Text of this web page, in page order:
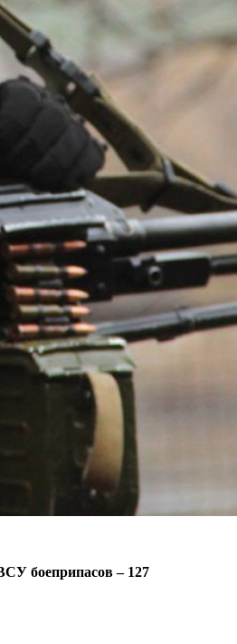
боеприпасов – 127